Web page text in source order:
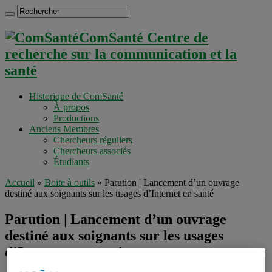
ComSanté Centre de
recherche sur la communication et la
santé
Historique de ComSanté
À propos
Productions
Anciens Membres
Chercheurs réguliers
Chercheurs associés
Étudiants
Accueil » Boite à outils » Parution | Lancement d’un ouvrage
destiné aux soignants sur les usages d’Internet en santé
Parution | Lancement d’un ouvrage
destiné aux soignants sur les usages
d’Internet en santé